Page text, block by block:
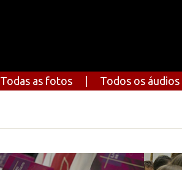
Todas as fotos Todos os áudios